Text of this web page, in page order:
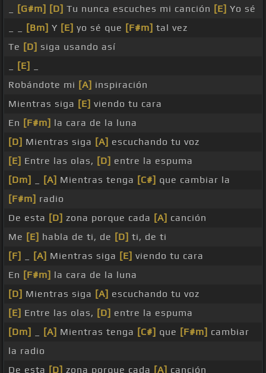
[G#m] [D] Tu nunca escuches mi canción [E] Yo sé
[Bm] Y [E] yo sé que [F#m] tal vez
Te [D] siga usando así
[E]
Robándote mi [A] inspiración
Mientras siga [E] viendo tu cara
En [F#m] la cara de la luna
[D] Mientras siga [A] escuchando tu voz
[E] Entre las olas, [D] entre la espuma
[Dm]
[A] Mientras tenga [C#] que cambiar la
[F#m] radio
De esta [D] zona porque cada [A] canción
Me [E] habla de ti, de [D] ti, de ti
[F]
[A] Mientras siga [E] viendo tu cara
En [F#m] la cara de la luna
[D] Mientras siga [A] escuchando tu voz
[E] Entre las olas, [D] entre la espuma
[Dm]
[A] Mientras tenga [C#] que [F#m] cambiar
la radio
De esta [D] zona porque cada [A] canción